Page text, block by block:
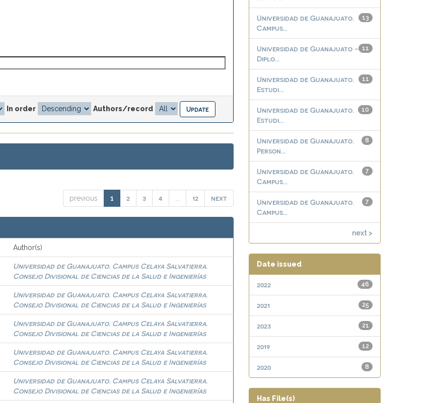
In order Authors/record
previous 1 2 3 4 12 next
Author(s)
Universidad de Guanajuato. Campus Celaya Salvatierra.
Consejo Divisional de Ciencias de la Salud e Ingenierías
Universidad de Guanajuato. Campus Celaya Salvatierra.
Consejo Divisional de Ciencias de la Salud e Ingenierías
Universidad de Guanajuato. Campus Celaya Salvatierra.
Consejo Divisional de Ciencias de la Salud e Ingenierías
Universidad de Guanajuato. Campus Celaya Salvatierra.
Consejo Divisional de Ciencias de la Salud e Ingenierías
Universidad de Guanajuato. Campus Celaya Salvatierra.
Consejo Divisional de Ciencias de la Salud e Ingenierías
13
Universidad de Guanajuato.
Campus...
11
Universidad de Guanajuato -
Diplo...
11
Universidad de Guanajuato.
Estudi...
10
Universidad de Guanajuato.
Estudi...
8
Universidad de Guanajuato.
Person...
7
Universidad de Guanajuato.
Campus...
7
Universidad de Guanajuato.
Campus...
next >
Date issued
46
2022
25
2021
21
2023
12
2019
8
2020
Has File(s)